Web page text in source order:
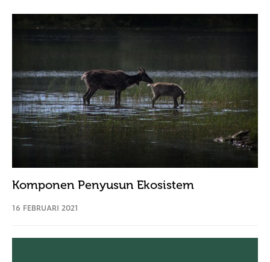
Komponen Penyusun Ekosistem
16 FEBRUARI 2021